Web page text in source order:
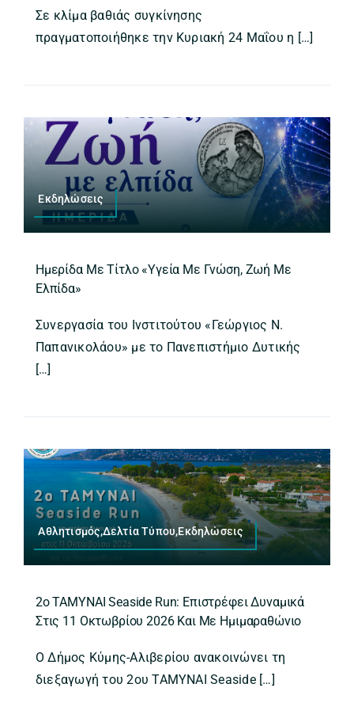
Σε κλίμα βαθιάς συγκίνησης
πραγματοποιήθηκε την Κυριακή 24 Μαΐου η […]
Εκδηλώσεις
Ημερίδα Με Τίτλο «Υγεία Με Γνώση, Ζωή Με
Ελπίδα»
Συνεργασία του Ινστιτούτου «Γεώργιος Ν.
Παπανικολάου» με το Πανεπιστήμιο Δυτικής
[…]
Αθλητισμός,Δελτία Τύπου,Εκδηλώσεις
2ο ΤΑΜΥΝΑΙ Seaside Run: Επιστρέφει Δυναμικά
Στις 11 Οκτωβρίου 2026 Και Με Ημιμαραθώνιο
Ο Δήμος Κύμης-Αλιβερίου ανακοινώνει τη
διεξαγωγή του 2ου ΤΑΜΥΝΑΙ Seaside […]